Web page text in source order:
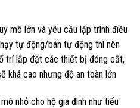
mô lớn và yêu cầu lập trình điều
tự động/bán tự động thì nên
trí lắp đặt các thiết bị đóng cắt,
khá cao nhưng độ an toàn lớn
nhỏ cho hộ gia đình như tiểu